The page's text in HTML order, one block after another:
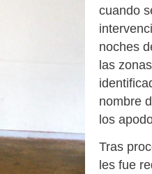
cuando
noches
las
nombre
los
Tras
les fue